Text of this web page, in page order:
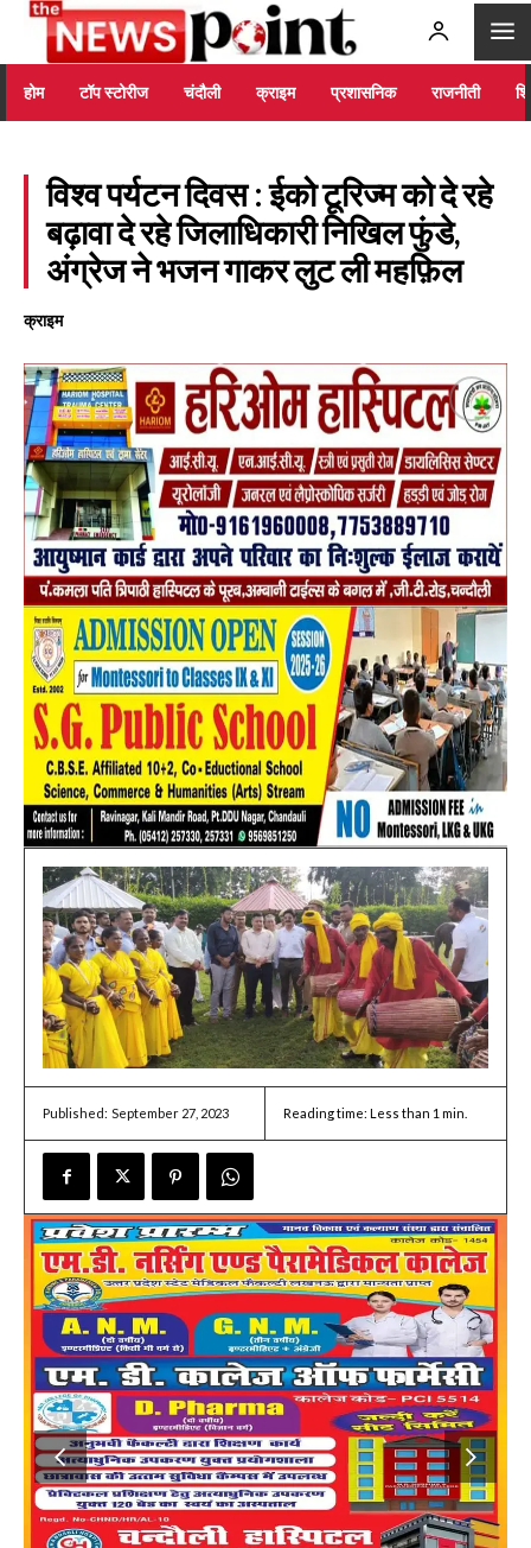
होम टॉप स्टोरीज चंदौली क्राइम प्रशासनिक राजनीती
विश्व पर्यटन दिवस : ईको टूरिज्म को दे रहे
बढ़ावा दे रहे जिलाधिकारी निखिल फुंडे,
अंग्रेज ने भजन गाकर लुट ली महफ़िल
क्राइम
Published: September 27, 2023 Reading time: Less than 1 min.